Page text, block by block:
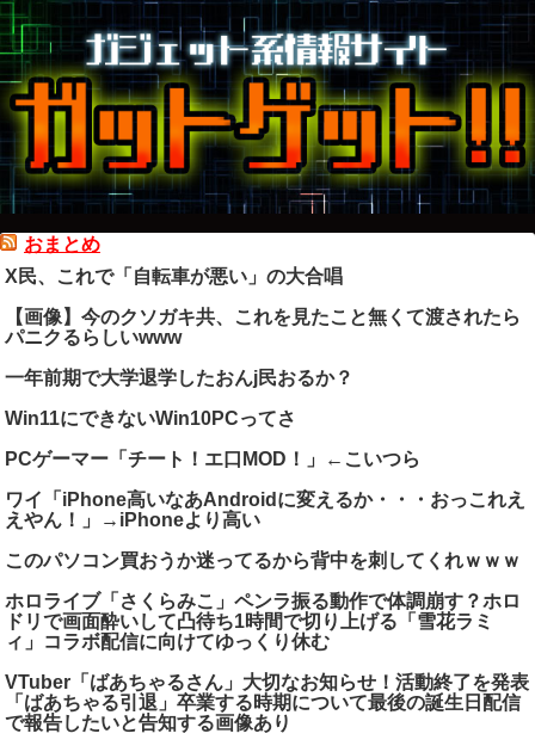
おまとめ
X民、これで「自転車が悪い」の大合唱
【画像】今のクソガキ共、これを見たこと無くて渡されたら
パニクるらしいwww
一年前期で大学退学したおんj民おるか？
Win11にできないWin10PCってさ
PCゲーマー「チート！エ口MOD！」←こいつら
ワイ「iPhone高いなあAndroidに変えるか・・・おっこれえ
えやん！」→iPhoneより高い
このパソコン買おうか迷ってるから背中を刺してくれｗｗｗ
ホロライブ「さくらみこ」ペンラ振る動作で体調崩す？ホロ
ドリで画面酔いして凸待ち1時間で切り上げる「雪花ラミ
ィ」コラボ配信に向けてゆっくり休む
VTuber「ばあちゃるさん」大切なお知らせ！活動終了を発表
「ばあちゃる引退」卒業する時期について最後の誕生日配信
で報告したいと告知する画像あり